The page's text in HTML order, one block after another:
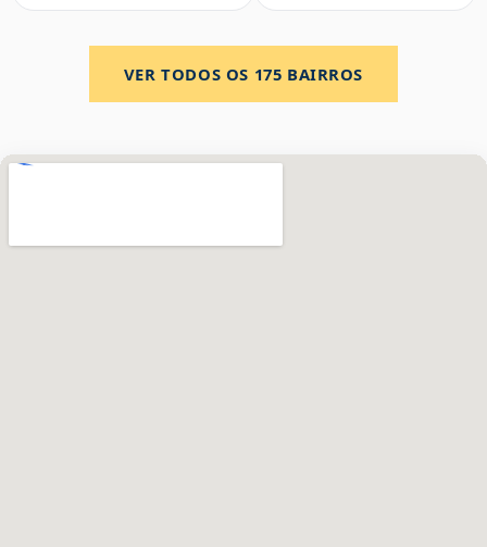
VER TODOS OS 175 BAIRROS